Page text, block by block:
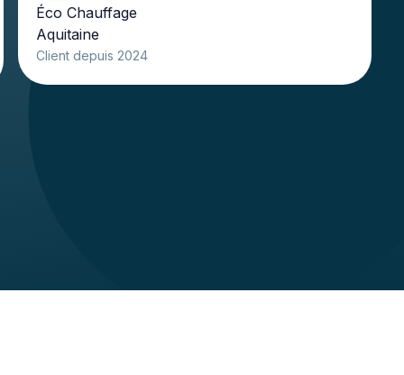
Éco Chauffage
Aquitaine
Client depuis 2024